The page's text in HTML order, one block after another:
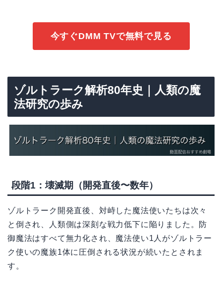
今すぐDMM TVで無料で見る
ゾルトラーク解析80年史｜人類の魔
法研究の歩み
段階1：壊滅期（開発直後〜数年）
ゾルトラーク開発直後、対峙した魔法使いたちは次々
と倒され、人類側は深刻な戦力低下に陥りました。防
御魔法はすべて無力化され、魔法使い1人がゾルトラー
ク使いの魔族1体に圧倒される状況が続いたとされま
す。